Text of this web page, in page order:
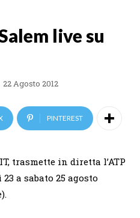
live su
22 Agosto 2012
PINTEREST
trasmette in diretta l’ATP
a sabato 25 agosto